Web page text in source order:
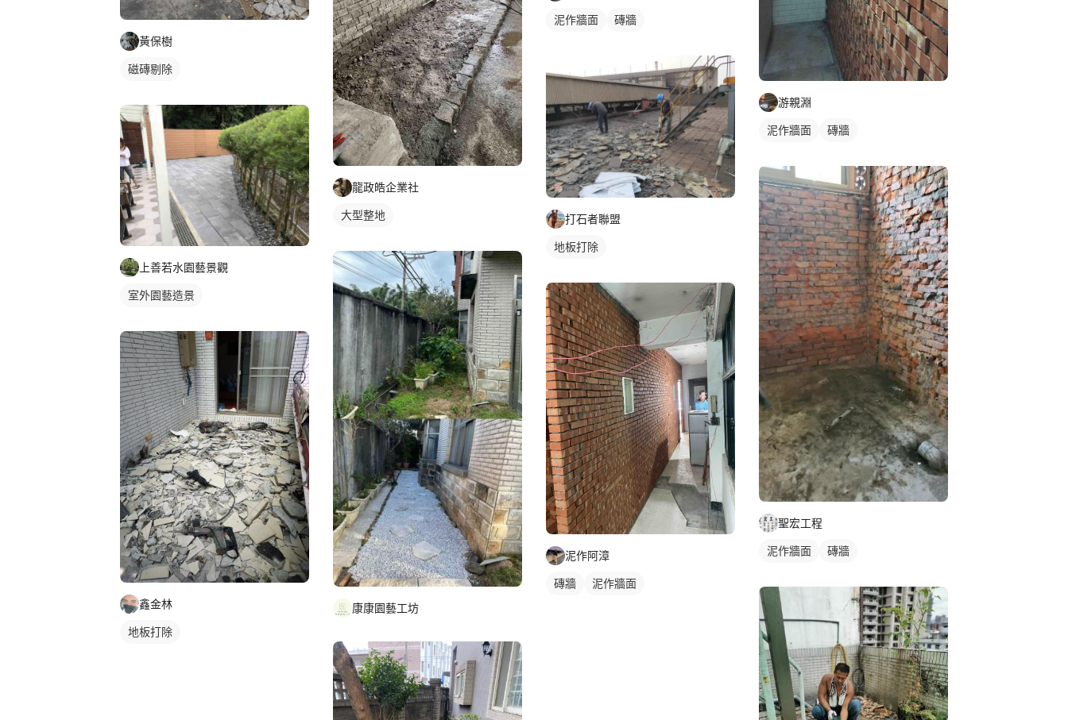
黃保樹
磁磚剔除
上善若水園藝景觀
室外園藝造景
鑫金林
地板打除
龍政皓企業社
大型整地
康康園藝工坊
泥作牆面 磚牆
打石者聯盟
地板打除
泥作阿漳
磚牆 泥作牆面
游親淵
泥作牆面 磚牆
聖宏工程
泥作牆面 磚牆